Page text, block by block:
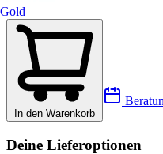
Gold
In den Warenkorb
Deine Lieferoptionen